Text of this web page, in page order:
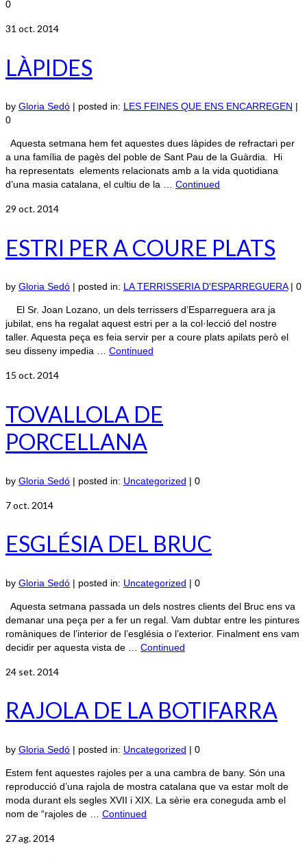
0
31 oct. 2014
LÀPIDES
by Gloria Sedó | posted in: LES FEINES QUE ENS ENCARREGEN |
0
Aquesta setmana hem fet aquestes dues làpides de refractari per
a una família de pagès del poble de Sant Pau de la Guàrdia. Hi
ha representats elements relacionats amb a la vida quotidiana
d’una masia catalana, el cultiu de la … Continued
29 oct. 2014
ESTRI PER A COURE PLATS
by Gloria Sedó | posted in: LA TERRISSERIA D'ESPARREGUERA | 0
El Sr. Joan Lozano, un dels terrissers d’Esparreguera ara ja
jubilat, ens ha regalat aquest estri per a la col·lecció del nostre
taller. Aquesta peça es feia servir per a coure plats apilats però el
seu disseny impedia … Continued
15 oct. 2014
TOVALLOLA DE
PORCELLANA
by Gloria Sedó | posted in: Uncategorized | 0
7oct. 2014
ESGLÉSIA DEL BRUC
by Gloria Sedó | posted in: Uncategorized | 0
Aquesta setmana passada un dels nostres clients del Bruc ens va
demanar una peça per a fer un regal. Vam dubtar entre les pintures
romàniques de l’interior de l’església o l’exterior. Finalment ens vam
decidir per aquesta vista de … Continued
24 set. 2014
RAJOLA DE LA BOTIFARRA
by Gloria Sedó | posted in: Uncategorized | 0
Estem fent aquestes rajoles per a una cambra de bany. Són una
reproducció d’una rajola de mostra catalana que va estar molt de
moda durant els segles XVII i XIX. La sèrie era coneguda amb el
nom de “rajoles de … Continued
27ag. 2014